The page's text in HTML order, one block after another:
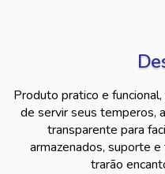
Produto pratico e
de servir seus temperos,
transparente para
armazenados, suporte
trarão